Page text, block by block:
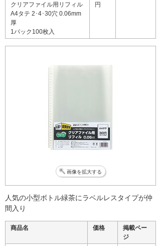
クリアファイル用リフィル
A4タテ 2･4･30穴 0.06mm
厚
1パック100枚入
円
画像を拡大する
人気の小型ボトル緑茶にラベルレスタイプが仲
間入り
商品名 価格
掲載ペー
ジ